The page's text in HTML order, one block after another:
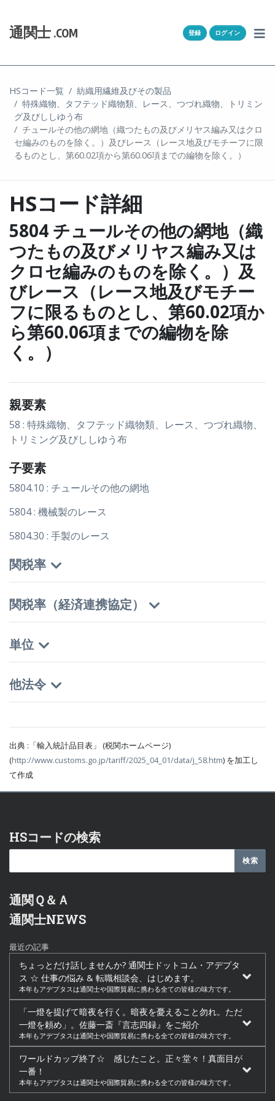
通関士 .COM 登録 ログイン
HSコード一覧
紡織用繊維及びその製品
特殊織物、タフテッド織物類、レース、つづれ織物、トリミン
グ及びししゆう布
チュールその他の網地（織つたもの及びメリヤス編み又はクロ
セ編みのものを除く。）及びレース（レース地及びモチーフに限
るものとし、第60.02項から第60.06項までの編物を除く。）
HSコード詳細
5804 チュールその他の網地（織
つたもの及びメリヤス編み又は
クロセ編みのものを除く。）及
びレース（レース地及びモチー
フに限るものとし、第60.02項か
ら第60.06項までの編物を除
く。）
親要素
58 : 特殊織物、タフテッド織物類、レース、つづれ織物、
トリミング及びししゆう布
子要素
5804.10 : チュールその他の網地
5804 : 機械製のレース
5804.30 : 手製のレース
関税率
関税率（経済連携協定）
単位
他法令
出典 :「輸入統計品目表」 (税関ホームページ)
(http://www.customs.go.jp/tariff/2025_04_01/data/j_58.htm) を加工し
て作成
HSコードの検索
通関Ｑ＆Ａ
通関士NEWS
最近の記事
ちょっとだけ話しませんか? 通関士ドットコム・アデプタ
ス ☆ 仕事の悩み & 転職相談会、はじめます。
本年もアデプタスは通関士や国際貿易に携わる全ての皆様の味方です。
「一燈を提げて暗夜を行く。暗夜を憂えること勿れ。ただ
一燈を頼め」。佐藤一斎『言志四録』をご紹介
本年もアデプタスは通関士や国際貿易に携わる全ての皆様の味方です。
ワールドカップ終了☆ 感じたこと。正々堂々！真面目が
一番！
本年もアデプタスは通関士や国際貿易に携わる全ての皆様の味方です。
通関Ｑ＆Ａ
通関士NEWS
ユーザー登録
ログイン